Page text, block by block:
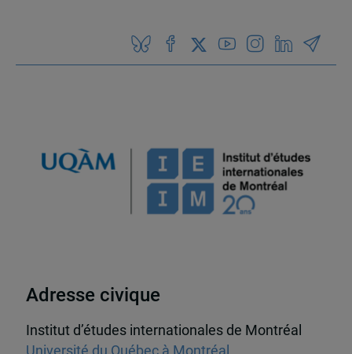
Adresse civique
Institut d’études internationales de Montréal
Université du Québec à Montréal